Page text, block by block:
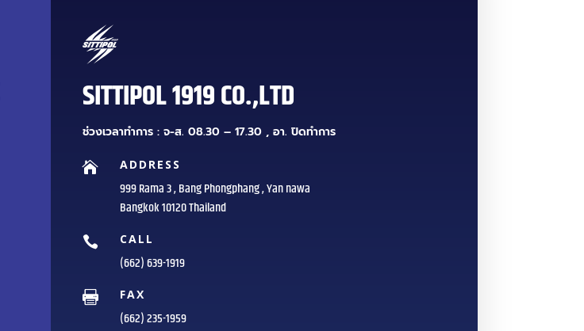
SITTIPOL 1919 CO.,LTD
ช่วงเวลาทำการ : จ-ส. 08.30 – 17.30 , อา. ปิดทำการ
 ADDRESS
999 Rama 3 , Bang Phongphang , Yan nawa
Bangkok 10120 Thailand
 CALL
(662) 639-1919
 FAX
(662) 235-1959